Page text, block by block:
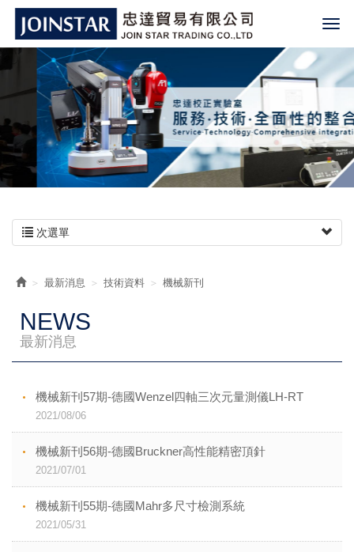
次選單
最新消息 技術資料 機械新刊
NEWS
最新消息
機械新刊57期-德國Wenzel四軸三次元量測儀LH-RT
2021/08/06
機械新刊56期-德國Bruckner高性能精密頂針
2021/07/01
機械新刊55期-德國Mahr多尺寸檢測系統
2021/05/31